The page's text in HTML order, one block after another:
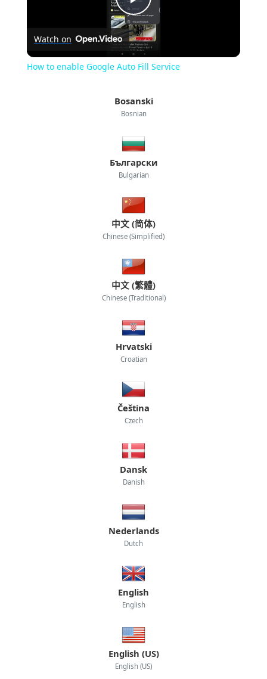
Play
Video
Watch on
How to enable Google Auto Fill Service
Bosanski
Bosnian
Български
Bulgarian
中文 (简体)
Chinese (Simplified)
中文 (繁體)
Chinese (Traditional)
Hrvatski
Croatian
Čeština
Czech
Dansk
Danish
Nederlands
Dutch
English
English
English (US)
English (US)